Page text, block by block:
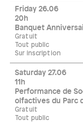
Friday 26.06
20h
Banquet
Gratuit
Tout public
Sur inscription
Saturday 27.06
11h
Performance de
olfactives du Parc
Gratuit
Tout public